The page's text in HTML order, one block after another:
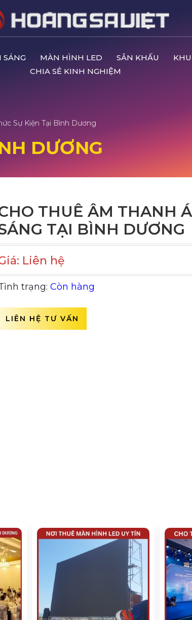
MÀN HÌNH LED SÂN KHẤU
CHIA SẺ KINH NGHIỆM
Sự Kiện Tại Bình Dương
DƯƠNG
THUÊ ÂM THANH
TẠI BÌNH DƯƠNG
Liên hệ
trạng: Còn hàng
LIÊN HỆ TƯ VẤN